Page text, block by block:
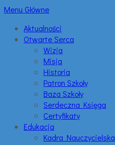
Menu Główne
Aktualności
Otwarte Serca
Wizja
Misja
Historia
Patron Szkoły
Baza Szkoły
Serdeczna Księga
Certyfikaty
Edukacja
Kadra Nauczycielska